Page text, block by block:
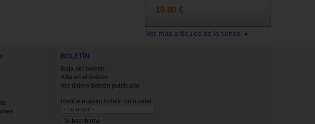
19.80 €
Ver más artículos de la tienda
BOLETÍN
Baja del boletin
Alta en el boletin
Ver último boletin publicado
Recibe nuestro boletín quincenal.